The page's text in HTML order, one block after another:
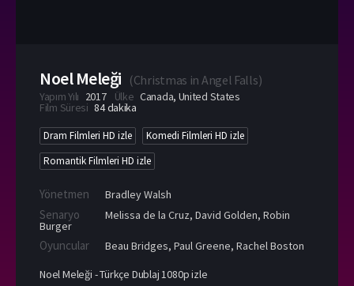
Noel Meleği (Christmas in Angel Falls)
Yapım Yılı 2017 Ülke Canada, United States
Film Süresi 84 dakika
Dram Filmleri HD izle
Komedi Filmleri HD izle
Romantik Filmleri HD izle
Yönetmen Bradley Walsh
Senaryo Melissa de la Cruz, David Golden, Robin
Burger
Oyuncular Beau Bridges, Paul Greene, Rachel Boston
Noel Meleği - Türkçe Dublaj 1080p izle